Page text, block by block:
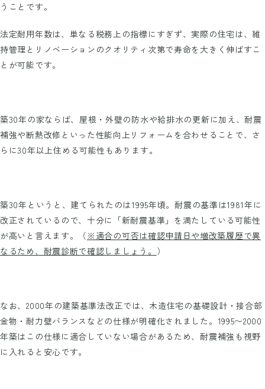
うことです。
法定耐用年数は、単なる税務上の指標にすぎず、実際の住宅は、維
持管理とリノベーションのクオリティ次第で寿命を大きく伸ばすこ
とが可能です。
築30年の家ならば、屋根・外壁の防水や給排水の更新に加え、耐震
補強や断熱改修といった性能向上リフォームを合わせることで、さ
らに30年以上住める可能性もあります。
築30年というと、建てられたのは1995年頃。耐震の基準は1981年に
改正されているので、十分に「新耐震基準」を満たしている可能性
が高いと言えます。（ ※適合の可否は確認申請日や増改築履歴で異
なるため、耐震診断で確認しましょう。 ）
なお、2000年の建築基準法改正では、木造住宅の基礎設計・接合部
金物・耐力壁バランスなどの仕様が明確化されました。1995〜2000
年築はこの仕様に適合していない場合があるため、耐震補強も視野
に入れると安心です。